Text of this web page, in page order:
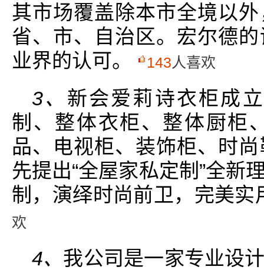
其市场覆盖除本市全境以
省、市、自治区。宏尔德
业界的认可。
143人喜欢
3、 新会爱莉诗衣柜成
制、整体衣柜、整体厨柜
品、电视柜、装饰柜、时
先提出“全屋家私定制”全新
制，演绎时尚前卫，完美实
欢
4、 我公司是一家专业设